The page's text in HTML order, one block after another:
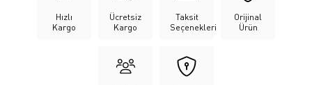
Hızlı
Kargo
Ücretsiz
Kargo
Taksit
Seçenekleri
Orijinal
Ürün